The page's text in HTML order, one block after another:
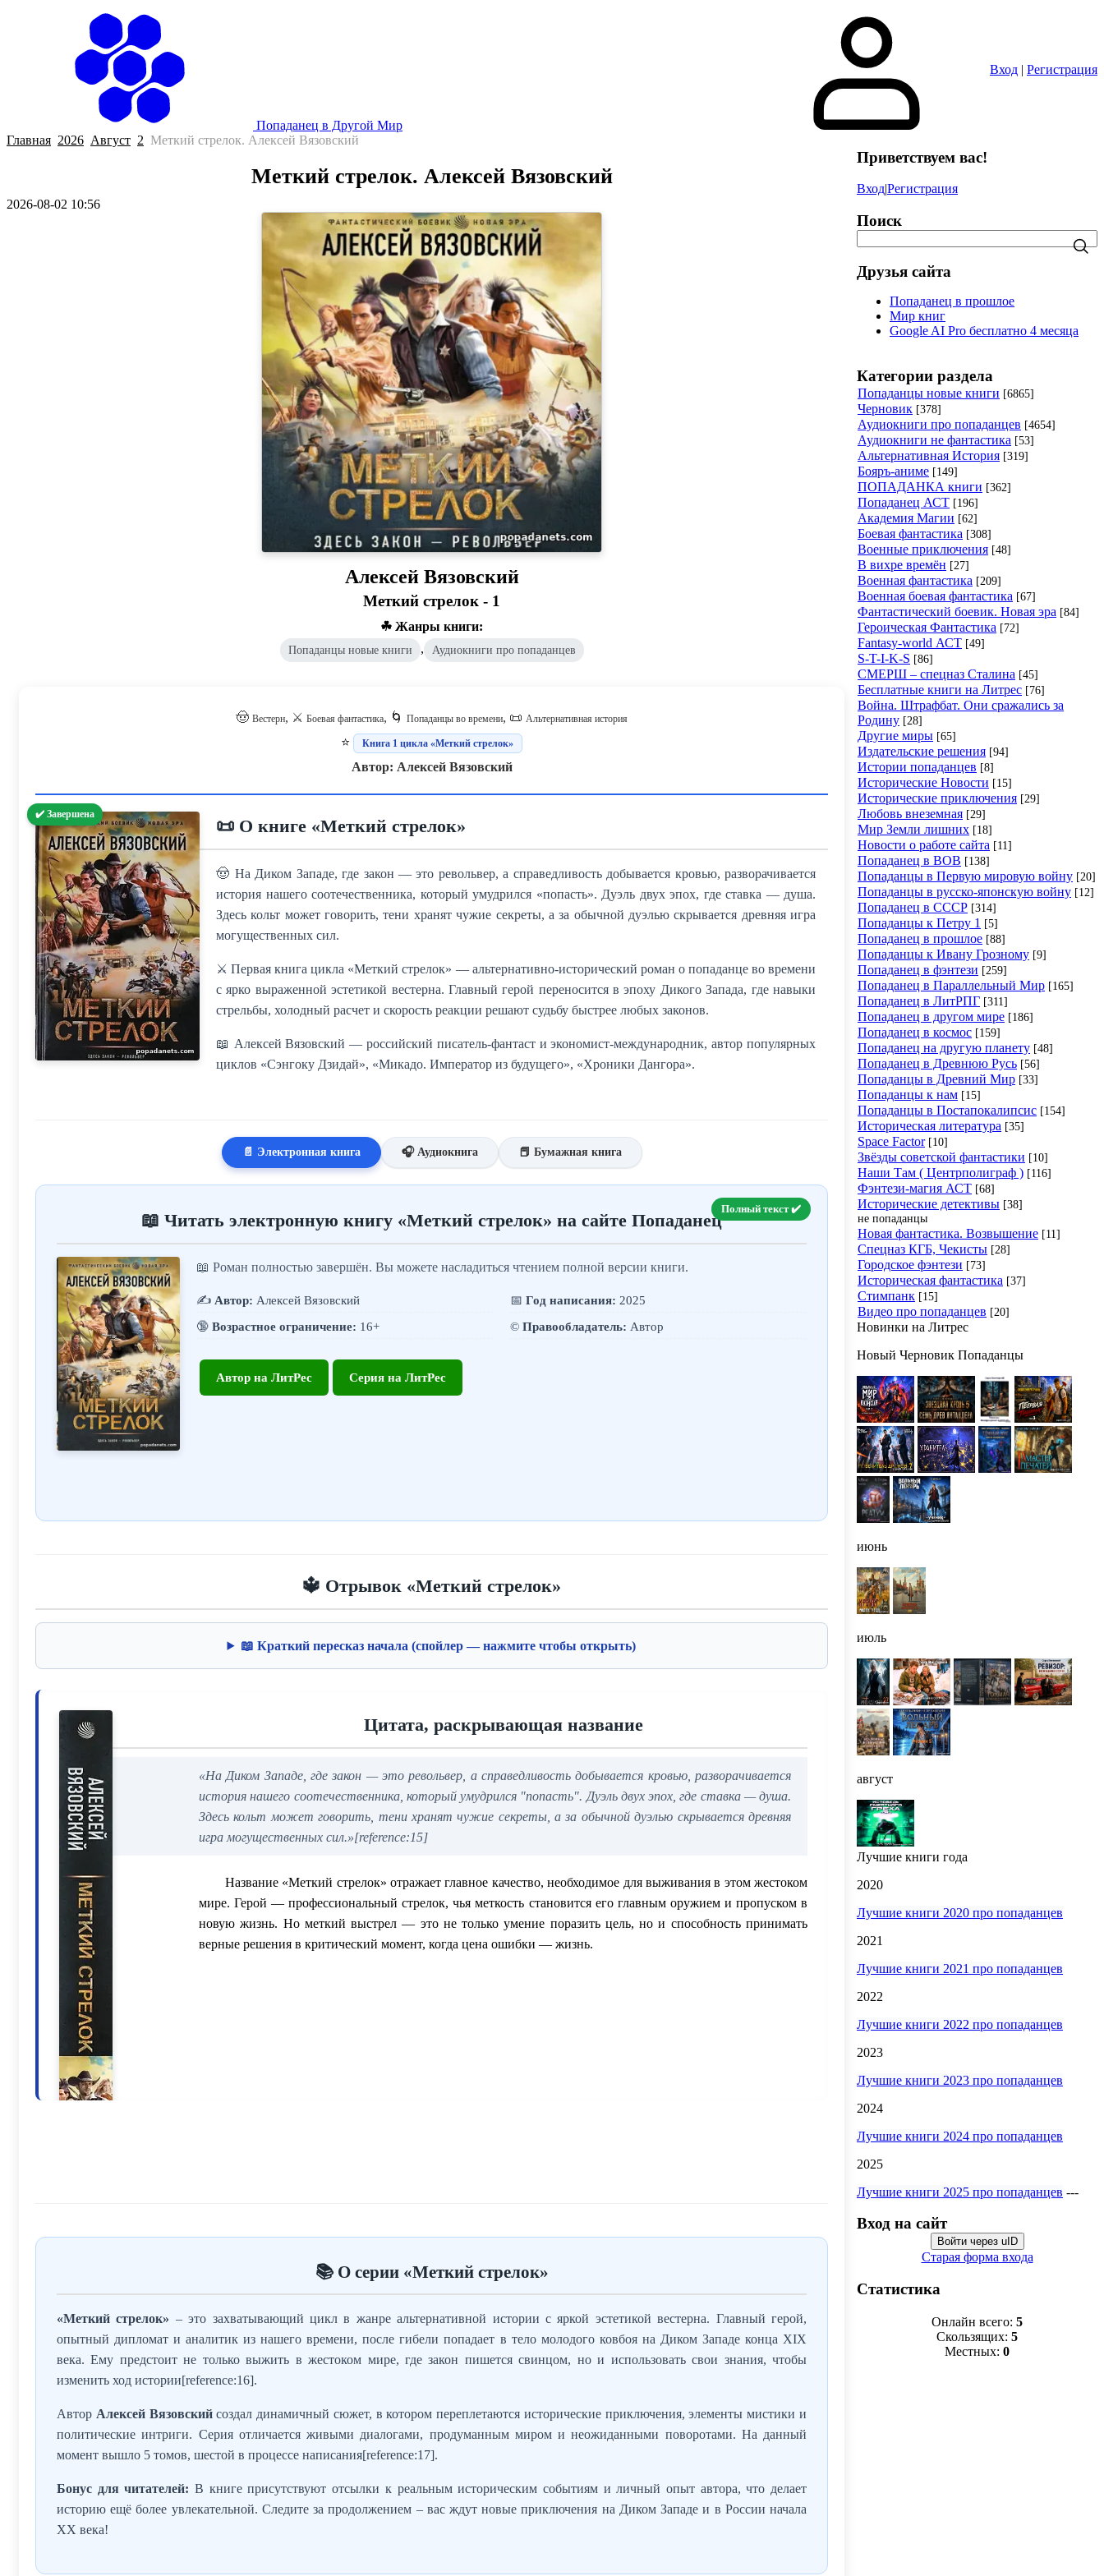
Попаданец в Другой Мир
Вход | Регистрация
Главная 2026 Август 2 Меткий стрелок. Алексей Вязовский
Меткий стрелок. Алексей Вязовский
2026-08-02 10:56
Алексей Вязовский
Меткий стрелок - 1
☘ Жанры книги:
Попаданцы новые книги , Аудиокниги про попаданцев
🤠 Вестерн, ⚔️ Боевая фантастика, 🌀 Попаданцы во времени, 📜 Альтернативная история
⭐ Книга 1 цикла «Меткий стрелок»
Автор: Алексей Вязовский
✔️ Завершена
📜 О книге «Меткий стрелок»
🤠 На Диком Западе, где закон — это револьвер, а справедливость добывается кровью, разворачивается
история нашего соотечественника, который умудрился «попасть». Дуэль двух эпох, где ставка — душа.
Здесь кольт может говорить, тени хранят чужие секреты, а за обычной дуэлью скрывается древняя игра
могущественных сил.
⚔️ Первая книга цикла «Меткий стрелок» — альтернативно-исторический роман о попаданце во времени
с ярко выраженной эстетикой вестерна. Главный герой переносится в эпоху Дикого Запада, где навыки
стрельбы, холодный расчет и скорость реакции решают судьбу быстрее любых законов.
📖 Алексей Вязовский — российский писатель-фантаст и экономист-международник, автор популярных
циклов «Сэнгоку Дзидай», «Микадо. Император из будущего», «Хроники Дангора».
📄 Электронная книга 🎧 Аудиокнига 📕 Бумажная книга
Полный текст ✔️
📖 Читать электронную книгу «Меткий стрелок» на сайте Попаданец
📖 Роман полностью завершён. Вы можете насладиться чтением полной версии книги.
✍️ Автор: Алексей Вязовский
🔞 Возрастное ограничение: 16+
📅 Год написания: 2025
©️ Правообладатель: Автор
Автор на ЛитРес Серия на ЛитРес
🔱 Отрывок «Меткий стрелок»
📖 Краткий пересказ начала (спойлер — нажмите чтобы открыть)
Цитата, раскрывающая название
«На Диком Западе, где закон — это револьвер, а справедливость добывается кровью, разворачивается
история нашего соотечественника, который умудрился "попасть". Дуэль двух эпох, где ставка — душа.
Здесь кольт может говорить, тени хранят чужие секреты, а за обычной дуэлью скрывается древняя
игра могущественных сил.»[reference:15]
Название «Меткий стрелок» отражает главное качество, необходимое для выживания в этом жестоком
мире. Герой — профессиональный стрелок, чья меткость становится его главным оружием и пропуском в
новую жизнь. Но меткий выстрел — это не только умение поразить цель, но и способность принимать
верные решения в критический момент, когда цена ошибки — жизнь.
📚 О серии «Меткий стрелок»
«Меткий стрелок» – это захватывающий цикл в жанре альтернативной истории с яркой эстетикой вестерна. Главный герой,
опытный дипломат и аналитик из нашего времени, после гибели попадает в тело молодого ковбоя на Диком Западе конца XIX
века. Ему предстоит не только выжить в жестоком мире, где закон пишется свинцом, но и использовать свои знания, чтобы
изменить ход истории[reference:16].
Автор Алексей Вязовскийсоздал динамичный сюжет, в котором переплетаются исторические приключения, элементы мистики и
политические интриги. Серия отличается живыми диалогами, продуманным миром и неожиданными поворотами. На данный
момент вышло 5 томов, шестой в процессе написания[reference:17].
Бонус для читателей: В книге присутствуют отсылки к реальным историческим событиям и личный опыт автора, что делает
историю ещё более увлекательной. Следите за продолжением – вас ждут новые приключения на Диком Западе и в России начала
XX века!
Приветствуем вас!
Вход|Регистрация
Поиск
Друзья сайта
Попаданец в прошлое
Мир книг
Google AI Pro бесплатно 4 месяца
Категории раздела
Попаданцы новые книги [6865]
Черновик [378]
Аудиокниги про попаданцев [4654]
Аудиокниги не фантастика [53]
Альтернативная История [319]
Бояръ-аниме [149]
ПОПАДАНКА книги [362]
Попаданец АСТ [196]
Академия Магии [62]
Боевая фантастика [308]
Военные приключения [48]
В вихре времён [27]
Военная фантастика [209]
Военная боевая фантастика [67]
Фантастический боевик. Новая эра [84]
Героическая Фантастика [72]
Fantasy-world АСТ [49]
S-T-I-K-S [86]
СМЕРШ – спецназ Сталина [45]
Бесплатные книги на Литрес [76]
Война. Штрафбат. Они сражались за
Родину [28]
Другие миры [65]
Издательские решения [94]
Истории попаданцев [8]
Исторические Новости [15]
Исторические приключения [29]
Любовь внеземная [29]
Мир Земли лишних [18]
Новости о работе сайта [11]
Попаданец в ВОВ [138]
Попаданцы в Первую мировую войну [20]
Попаданцы в русско-японскую войну [12]
Попаданец в СССР [314]
Попаданцы к Петру 1 [5]
Попаданец в прошлое [88]
Попаданцы к Ивану Грозному [9]
Попаданец в фэнтези [259]
Попаданец в Параллельный Мир [165]
Попаданец в ЛитРПГ [311]
Попаданец в другом мире [186]
Попаданец в космос [159]
Попаданец на другую планету [48]
Попаданец в Древнюю Русь [56]
Попаданцы в Древний Мир [33]
Попаданцы к нам [15]
Попаданцы в Постапокалипсис [154]
Историческая литература [35]
Space Factor [10]
Звёзды советской фантастики [10]
Наши Там ( Центрполиграф ) [116]
Фэнтези-магия АСТ [68]
Исторические детективы [38]
не попаданцы
Новая фантастика. Возвышение [11]
Спецназ КГБ, Чекисты [28]
Городское фэнтези [73]
Историческая фантастика [37]
Стимпанк [15]
Видео про попаданцев [20]
Новинки на Литрес
Новый Черновик Попаданцы
июнь
июль
август
Лучшие книги года
2020
Лучшие книги 2020 про попаданцев
2021
Лучшие книги 2021 про попаданцев
2022
Лучшие книги 2022 про попаданцев
2023
Лучшие книги 2023 про попаданцев
2024
Лучшие книги 2024 про попаданцев
2025
Лучшие книги 2025 про попаданцев ---
Вход на сайт
Войти через uID
Старая форма входа
Статистика
Онлайн всего: 5
Скользящих: 5
Местных: 0